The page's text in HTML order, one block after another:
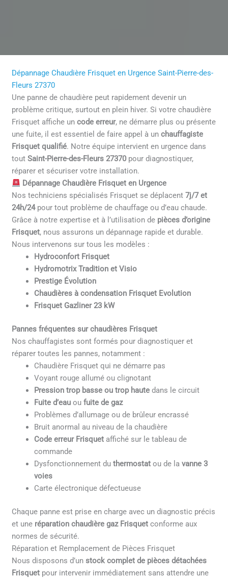
Dépannage Chaudière Frisquet en Urgence Saint-Pierre-des-
Fleurs 27370
Une panne de chaudière peut rapidement devenir un
problème critique, surtout en plein hiver. Si votre chaudière
Frisquet affiche uncode erreur, ne démarre plus ou présente
une fuite, il est essentiel de faire appel à unchauffagiste
Frisquet qualifié. Notre équipe intervient en urgence dans
toutSaint-Pierre-des-Fleurs 27370 pour diagnostiquer,
réparer et sécuriser votre installation.
Dépannage Chaudière Frisquet en Urgence
Nos techniciens spécialisés Frisquet se déplacent7j/7 et
24h/24pour tout problème de chauffage ou d’eau chaude.
Grâce à notre expertise et à l’utilisation de pièces d’origine
Frisquet, nous assurons un dépannage rapide et durable.
Nous intervenons sur tous les modèles :
Hydroconfort Frisquet
Hydromotrix Tradition et Visio
Prestige Évolution
Chaudières à condensation Frisquet Evolution
Frisquet Gazliner 23 kW
Pannes fréquentes sur chaudières Frisquet
Nos chauffagistes sont formés pour diagnostiquer et
réparer toutes les pannes, notamment :
Chaudière Frisquet qui ne démarre pas
Voyant rouge allumé ou clignotant
Pression trop basse ou trop haute dans le circuit
Fuite d’eau oufuite de gaz
Problèmes d’allumage ou de brûleur encrassé
Bruit anormal au niveau de la chaudière
Code erreur Frisquet affiché sur le tableau de
commande
Dysfonctionnement duthermostat ou de lavanne 3
voies
Carte électronique défectueuse
Chaque panne est prise en charge avec un diagnostic précis
et une réparation chaudière gaz Frisquet conforme aux
normes de sécurité.
Réparation et Remplacement de Pièces Frisquet
Nous disposons d’unstock complet de pièces détachées
Frisquet pour intervenir immédiatement sans attendre une